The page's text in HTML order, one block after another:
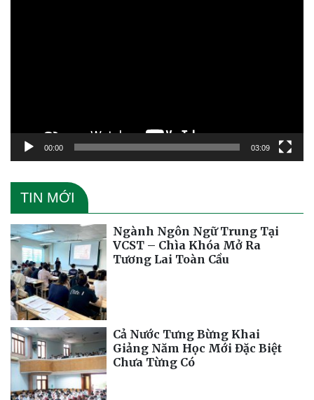
00:00 03:09
TIN MỚI
Ngành Ngôn Ngữ Trung Tại
VCST – Chìa Khóa Mở Ra
Tương Lai Toàn Cầu
Cả Nước Tưng Bừng Khai
Giảng Năm Học Mới Đặc Biệt
Chưa Từng Có